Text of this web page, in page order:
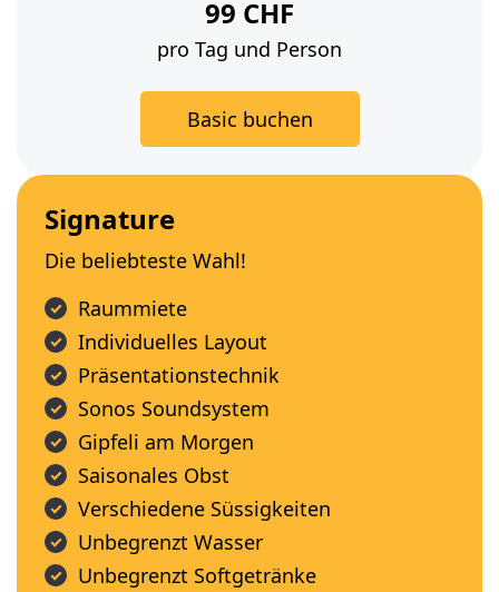
99 CHF
pro Tag und Person
Basic buchen
Signature
Die beliebteste Wahl!
Raummiete
Individuelles Layout
Präsentationstechnik
Sonos Soundsystem
Gipfeli am Morgen
Saisonales Obst
Verschiedene Süssigkeiten
Unbegrenzt Wasser
Unbegrenzt Softgetränke